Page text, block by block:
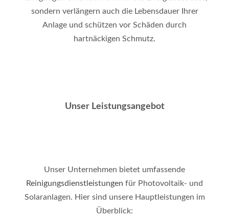
sondern verlängern auch die Lebensdauer Ihrer
Anlage und schützen vor Schäden durch
hartnäckigen Schmutz.
Unser Leistungsangebot
Unser Unternehmen bietet umfassende
Reinigungsdienstleistungen für Photovoltaik- und
Solaranlagen. Hier sind unsere Hauptleistungen im
Überblick: